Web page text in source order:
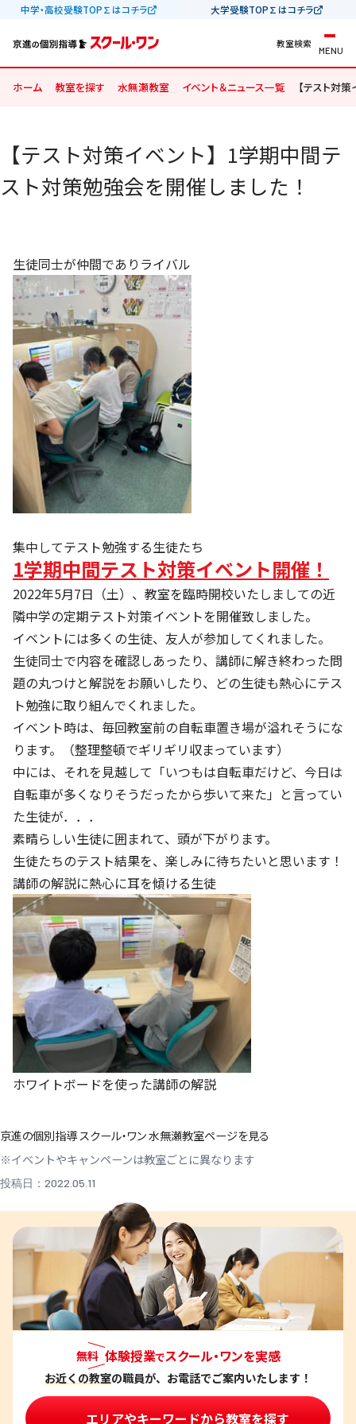
中学・高校受験TOP∑はコチラ 大学受験TOP∑はコチラ
教室検索
MENU
ホーム 教室を探す 水無瀬教室 イベント＆ニュース一覧 【テスト対
【テスト対策イベント】1学期中間テ
スト対策勉強会を開催しました！
生徒同士が仲間でありライバル
集中してテスト勉強する生徒たち
1学期中間テスト対策イベント開催！
2022年5月7日（土）、教室を臨時開校いたしましての近
隣中学の定期テスト対策イベントを開催致しました。
イベントには多くの生徒、友人が参加してくれました。
生徒同士で内容を確認しあったり、講師に解き終わった問
題の丸つけと解説をお願いしたり、どの生徒も熱心にテス
ト勉強に取り組んでくれました。
イベント時は、毎回教室前の自転車置き場が溢れそうにな
ります。（整理整頓でギリギリ収まっています）
中には、それを見越して「いつもは自転車だけど、今日は
自転車が多くなりそうだったから歩いて来た」と言ってい
た生徒が．．．
素晴らしい生徒に囲まれて、頭が下がります。
生徒たちのテスト結果を、楽しみに待ちたいと思います！
講師の解説に熱心に耳を傾ける生徒
ホワイトボードを使った講師の解説
京進の個別指導 スクール・ワン 水無瀬教室ページを見る
※イベントやキャンペーンは教室ごとに異なります
投稿日：2022.05.11
無料 体験授業でスクール・ワンを実感
お近くの教室の職員が、お電話でご案内いたします！
エリアやキーワードから教室を探す